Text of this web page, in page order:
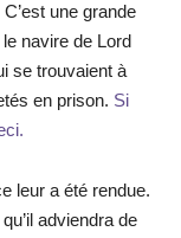
une grande
navire de Lord
se trouvaient à
en prison. Si
leur a été rendue.
adviendra de